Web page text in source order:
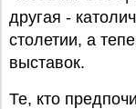
другая -
столетии, а
выставок.
Те, кто